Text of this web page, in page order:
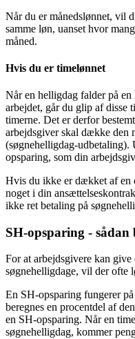
Når du er månedslønnet, vil
samme løn, uanset hvor
måned.
Hvis du er timelønnet
Når en helligdag falder på
arbejdet, går du glip af disse
timerne. Det er derfor
arbejdsgiver skal dække den
(søgnehelligdag-
opsparing, som din
Hvis du ikke er dækket af en
noget i din
ikke ret betaling på
SH-opsparing -
For at arbejdsgivere kan
søgnehelligdage, vil der ofte
En SH-opsparing fungerer
beregnes en procentdel af
en SH-opsparing. Når en
søgnehelligdag, kommer